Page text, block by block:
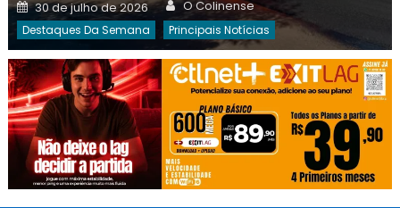
on
30 de julho de 2026 O Colinense
Destaques Da Semana Principais Notícias